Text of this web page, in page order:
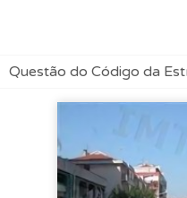
Questão do Código da